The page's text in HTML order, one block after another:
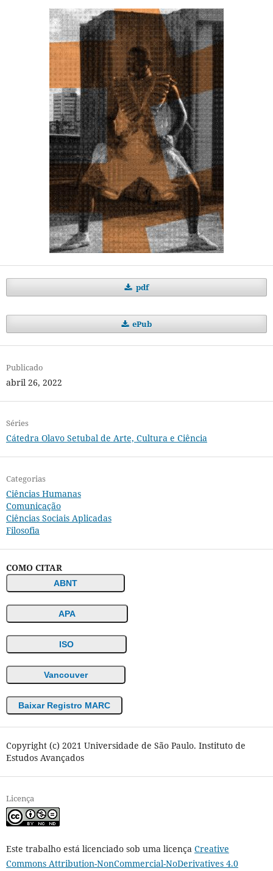
pdf
ePub
Publicado
abril 26, 2022
Séries
Cátedra Olavo Setubal de Arte, Cultura e Ciência
Categorias
Ciências Humanas
Comunicação
Ciências Sociais Aplicadas
Filosofia
COMO CITAR
ABNT
APA
ISO
Vancouver
Baixar Registro MARC
Copyright (c) 2021 Universidade de São Paulo. Instituto de
Estudos Avançados
Licença
Este trabalho está licenciado sob uma licença Creative
Commons Attribution-NonCommercial-NoDerivatives 4.0